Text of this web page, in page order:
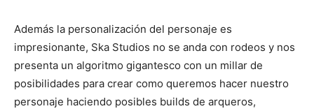
Además la personalización del personaje es
impresionante, Ska Studios no se anda con rodeos y nos
presenta un algoritmo gigantesco con un millar de
posibilidades para crear como queremos hacer nuestro
personaje haciendo posibles builds de arqueros,